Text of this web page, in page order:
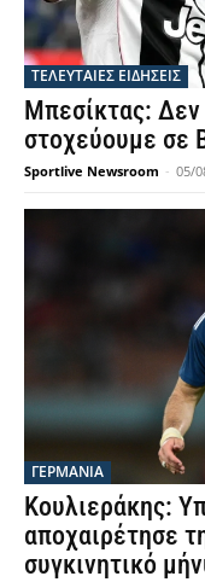
ΤΕΛΕΥΤΑΙΕΣ ΕΙΔΗΣΕΙΣ
Μπεσίκτας: Δεν
στοχεύουμε σε
Sportlive Newsroom - 05/
ΓΕΡΜΑΝΙΑ
Κουλιεράκης:
αποχαιρέτησε
συγκινητικό